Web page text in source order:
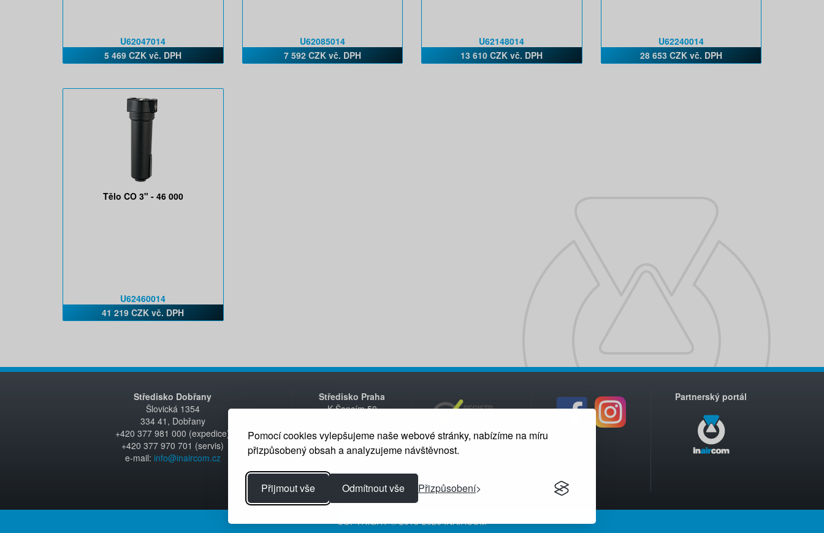
Pomocí cookies vylepšujeme naše webové stránky, nabízíme na míru
přizpůsobený obsah a analyzujeme návštěvnost.
Přijmout vše Odmítnout vše Přizpůsobení
U62047014
5 469 CZK vč. DPH
U62085014
7 592 CZK vč. DPH
U62148014
13 610 CZK vč. DPH
U62240014
28 653 CZK vč. DPH
Tělo CO 3" - 46 000
U62460014
41 219 CZK vč. DPH
Středisko Dobřany
Šlovická 1354
334 41, Dobřany
+420 377 981 000 (expedice)
+420 377 970 701 (servis)
e-mail: info@inaircom.cz
Středisko Praha
K Šancím 50
+420 235 312 200
Partnerský portál
COPYRIGHT © 2013-2026 INAIRCOM